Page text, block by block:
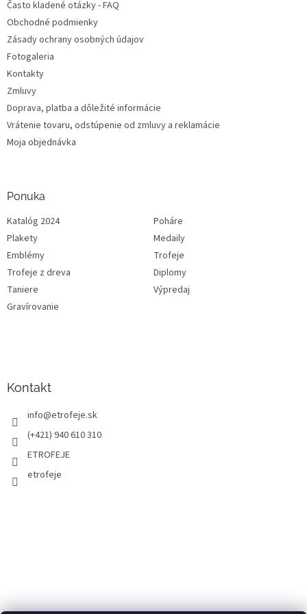
Často kladené otázky - FAQ
Obchodné podmienky
Zásady ochrany osobných údajov
Fotogaleria
Kontakty
Zmluvy
Doprava, platba a dôležité informácie
Vrátenie tovaru, odstúpenie od zmluvy a reklamácie
Moja objednávka
Ponuka
Katalóg 2024
Poháre
Plakety
Medaily
Emblémy
Trofeje
Trofeje z dreva
Diplomy
Taniere
Výpredaj
Gravírovanie
Kontakt
info@etrofeje.sk
(+421) 940 610 310
ETROFEJE
etrofeje